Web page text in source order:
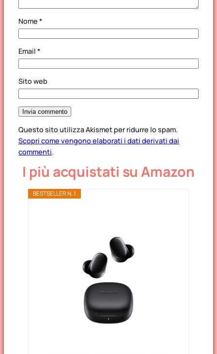
Nome *
Email *
Sito web
Questo sito utilizza Akismet per ridurre lo spam.
Scopri come vengono elaborati i dati derivati dai
commenti.
I più acquistati su Amazon
BESTSELLER N. 1